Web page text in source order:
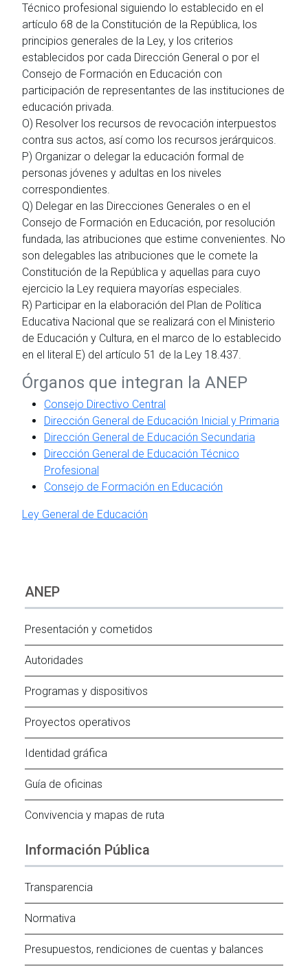
Técnico profesional siguiendo lo establecido en el
artículo 68 de la Constitución de la República, los
principios generales de la Ley, y los criterios
establecidos por cada Dirección General o por el
Consejo de Formación en Educación con
participación de representantes de las instituciones de
educación privada.
O) Resolver los recursos de revocación interpuestos
contra sus actos, así como los recursos jerárquicos.
P) Organizar o delegar la educación formal de
personas jóvenes y adultas en los niveles
correspondientes.
Q) Delegar en las Direcciones Generales o en el
Consejo de Formación en Educación, por resolución
fundada, las atribuciones que estime convenientes. No
son delegables las atribuciones que le comete la
Constitución de la República y aquellas para cuyo
ejercicio la Ley requiera mayorías especiales.
R) Participar en la elaboración del Plan de Política
Educativa Nacional que se realizará con el Ministerio
de Educación y Cultura, en el marco de lo establecido
en el literal E) del artículo 51 de la Ley 18.437.
Órganos que integran la ANEP
Consejo Directivo Central
Dirección General de Educación Inicial y Primaria
Dirección General de Educación Secundaria
Dirección General de Educación Técnico
Profesional
Consejo de Formación en Educación
Ley General de Educación
ANEP
Presentación y cometidos
Autoridades
Programas y dispositivos
Proyectos operativos
Identidad gráfica
Guía de oficinas
Convivencia y mapas de ruta
Información Pública
Transparencia
Normativa
Presupuestos, rendiciones de cuentas y balances